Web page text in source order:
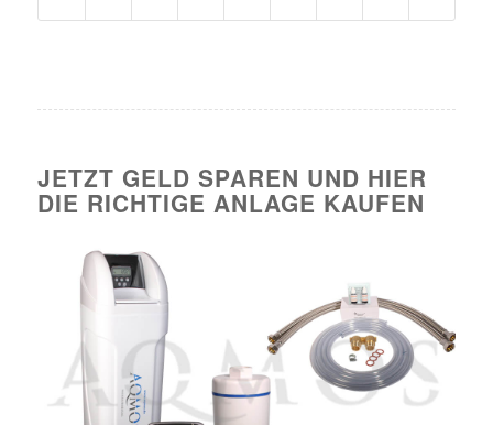
JETZT GELD SPAREN UND HIER
DIE RICHTIGE ANLAGE KAUFEN